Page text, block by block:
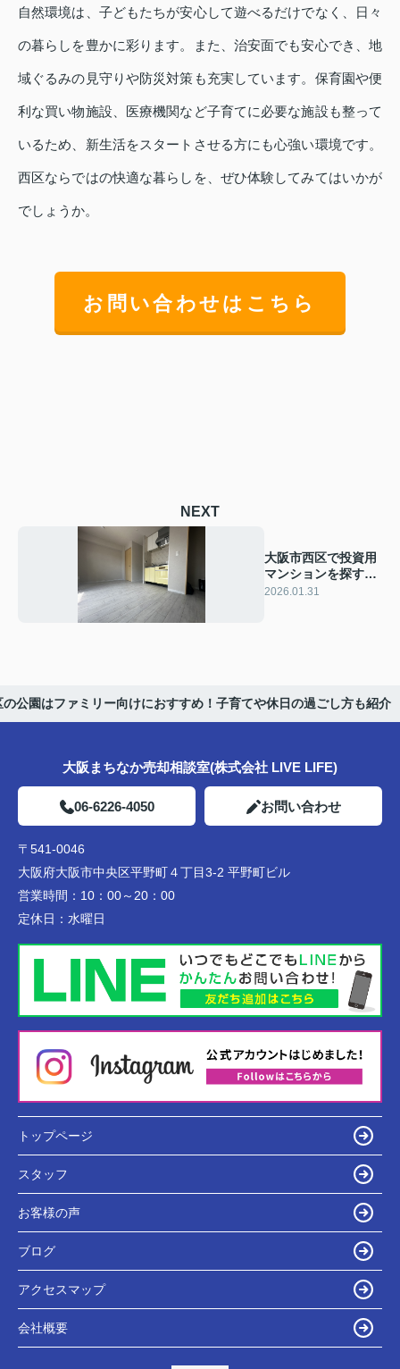
自然環境は、子どもたちが安心して遊べるだけでなく、日々
の暮らしを豊かに彩ります。また、治安面でも安心でき、地
域ぐるみの見守りや防災対策も充実しています。保育園や便
利な買い物施設、医療機関など子育てに必要な施設も整って
いるため、新生活をスタートさせる方にも心強い環境です。
西区ならではの快適な暮らしを、ぜひ体験してみてはいかが
でしょうか。
お問い合わせはこちら
NEXT
大阪市西区で投資用
マンションを探すな
ら？購入ポイントや
2026.01.31
の公園はファミリー向けにおすすめ！子育てや休日の過ごし方も紹介
大阪まちなか売却相談室(株式会社 LIVE LIFE)
06-6226-4050 お問い合わせ
〒541-0046
大阪府大阪市中央区平野町４丁目3-2 平野町ビル
営業時間： 10：00～20：00
定休日： 水曜日
トップページ
スタッフ
お客様の声
ブログ
アクセスマップ
会社概要